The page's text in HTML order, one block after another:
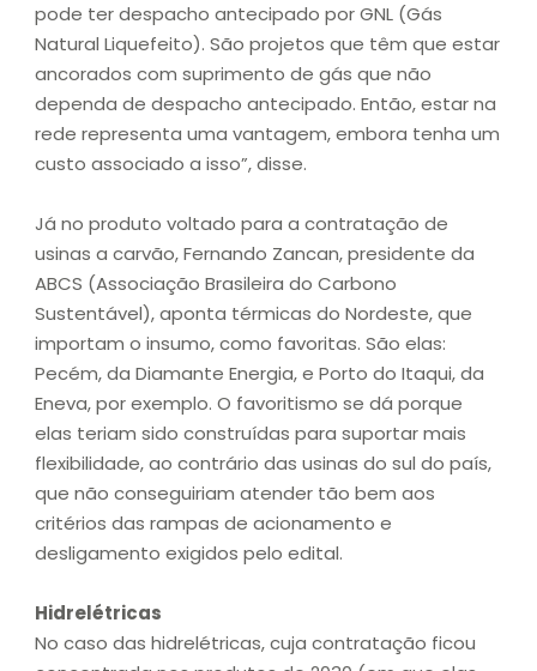
pode ter despacho antecipado por GNL (Gás
Natural Liquefeito). São projetos que têm que estar
ancorados com suprimento de gás que não
dependa de despacho antecipado. Então, estar na
rede representa uma vantagem, embora tenha um
custo associado a isso”, disse.
Já no produto voltado para a contratação de
usinas a carvão, Fernando Zancan, presidente da
ABCS (Associação Brasileira do Carbono
Sustentável), aponta térmicas do Nordeste, que
importam o insumo, como favoritas. São elas:
Pecém, da Diamante Energia, e Porto do Itaqui, da
Eneva, por exemplo. O favoritismo se dá porque
elas teriam sido construídas para suportar mais
flexibilidade, ao contrário das usinas do sul do país,
que não conseguiriam atender tão bem aos
critérios das rampas de acionamento e
desligamento exigidos pelo edital.
Hidrelétricas
No caso das hidrelétricas, cuja contratação ficou